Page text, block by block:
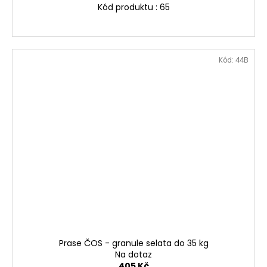
Kód produktu : 65
Prase ČOS - granule selata do 35 kg
Na dotaz
Kód: 44B